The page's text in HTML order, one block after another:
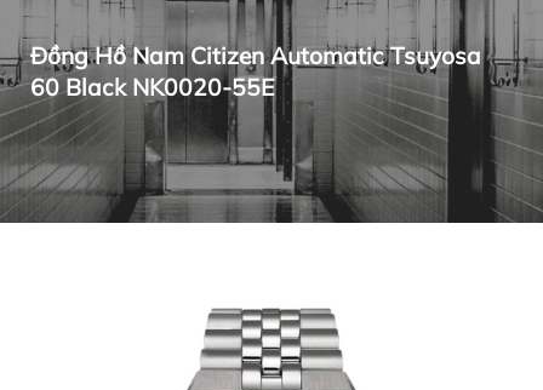
Đồng Hồ Nam Citizen Automatic Tsuyosa
60 Black NK0020-55E